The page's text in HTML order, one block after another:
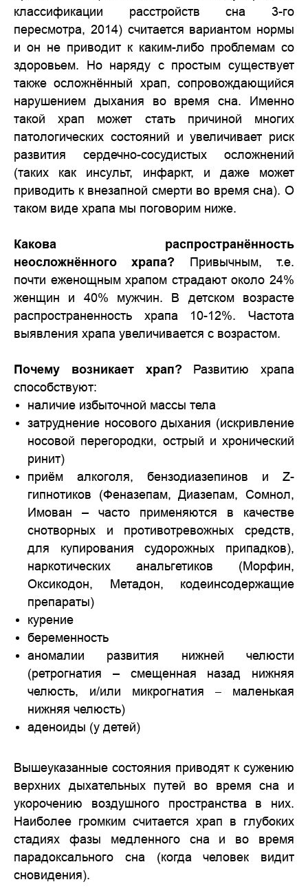
классификации расстройств сна 3-го
пересмотра, 2014) считается вариантом нормы
и он не приводит к каким-либо проблемам со
здоровьем. Но наряду с простым существует
также осложнённый храп, сопровождающийся
нарушением дыхания во время сна. Именно
такой храп может стать причиной многих
патологических состояний и увеличивает риск
развития сердечно-сосудистых осложнений
(таких как инсульт, инфаркт, и даже может
приводить к внезапной смерти во время сна). О
таком виде храпа мы поговорим ниже.
Какова распространённость
неосложнённого храпа? Привычным, т.е.
почти еженощным храпом страдают около 24%
женщин и 40% мужчин. В детском возрасте
распространенность храпа 10-12%. Частота
выявления храпа увеличивается с возрастом.
Почему возникает храп?Развитию храпа
способствуют:
наличие избыточной массы тела
затруднение носового дыхания (искривление
носовой перегородки, острый и хронический
ринит)
приём алкоголя, бензодиазепинов и Z-
гипнотиков (Феназепам, Диазепам, Сомнол,
Имован – часто применяются в качестве
снотворных и противотревожных средств,
для купирования судорожных припадков),
наркотических анальгетиков (Морфин,
Оксикодон, Метадон, кодеинсодержащие
препараты)
курение
беременность
аномалии развития нижней челюсти
(ретрогнатия – смещенная назад нижняя
челюсть, и/или микрогнатия – маленькая
нижняя челюсть)
аденоиды (у детей)
Вышеуказанные состояния приводят к сужению
верхних дыхательных путей во время сна и
укорочению воздушного пространства в них.
Наиболее громким считается храп в глубоких
стадиях фазы медленного сна и во время
парадоксального сна (когда человек видит
сновидения).​